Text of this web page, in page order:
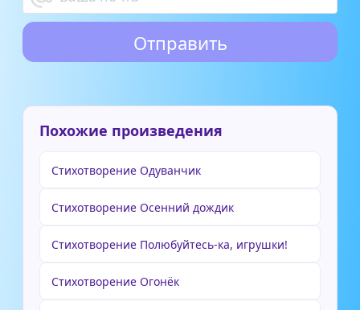
Похожие произведения
Стихотворение Одуванчик
Стихотворение Осенний дождик
Стихотворение Полюбуйтесь-ка, игрушки!
Стихотворение Огонёк